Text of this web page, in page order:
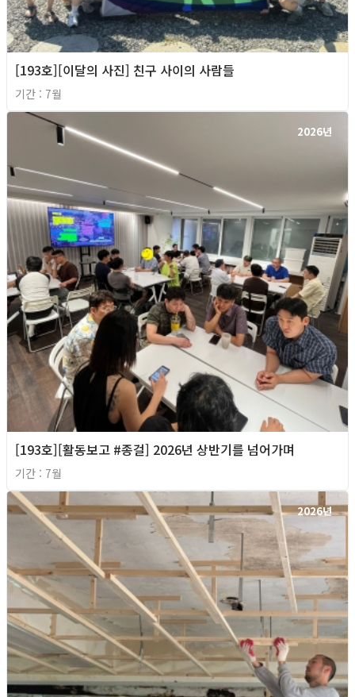
[193호][이달의 사진] 친구 사이의 사람들
기간 : 7월
2026년
[193호][활동보고 #종걸] 2026년 상반기를 넘어가며
기간 : 7월
2026년